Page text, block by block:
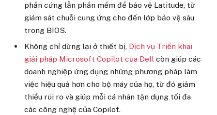
phần cứng lẫn phần mềm để bảo vệ Latitude, từ
giám sát chuỗi cung ứng cho đến lớp bảo vệ sâu
trong BIOS.
Không chỉ dừng lại ở thiết bị, Dịch vụ Triển khai
giải pháp Microsoft Copilot của Dell còn giúp các
doanh nghiệp ứng dụng những phương pháp làm
việc hiệu quả hơn cho bộ máy của họ, từ đó giảm
thiểu rủi ro và giúp mỗi cá nhân tận dụng tối đa
các công nghệ của Copilot.